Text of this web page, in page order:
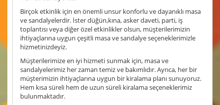
Birçok etkinlik için en önemli unsur konforlu ve dayanıklı masa
ve sandalyelerdir. İster düğün,kına, asker daveti, parti, iş
toplantısı veya diğer özel etkinlikler olsun, müşterilerimizin
ihtiyaçlarına uygun çeşitli masa ve sandalye seçeneklerimizle
hizmetinizdeyiz.
Müşterilerimize en iyi hizmeti sunmak için, masa ve
sandalyelerimiz her zaman temiz ve bakımlıdır. Ayrıca, her bir
müşterimizin ihtiyaçlarına uygun bir kiralama planı sunuyoruz.
Hem kısa süreli hem de uzun süreli kiralama seçeneklerimiz
bulunmaktadır.